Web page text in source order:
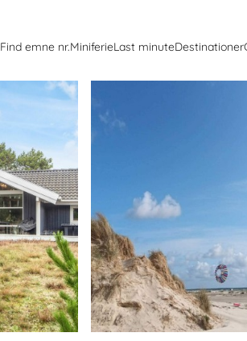
Find emne nr.MiniferieLast minuteDestinationer